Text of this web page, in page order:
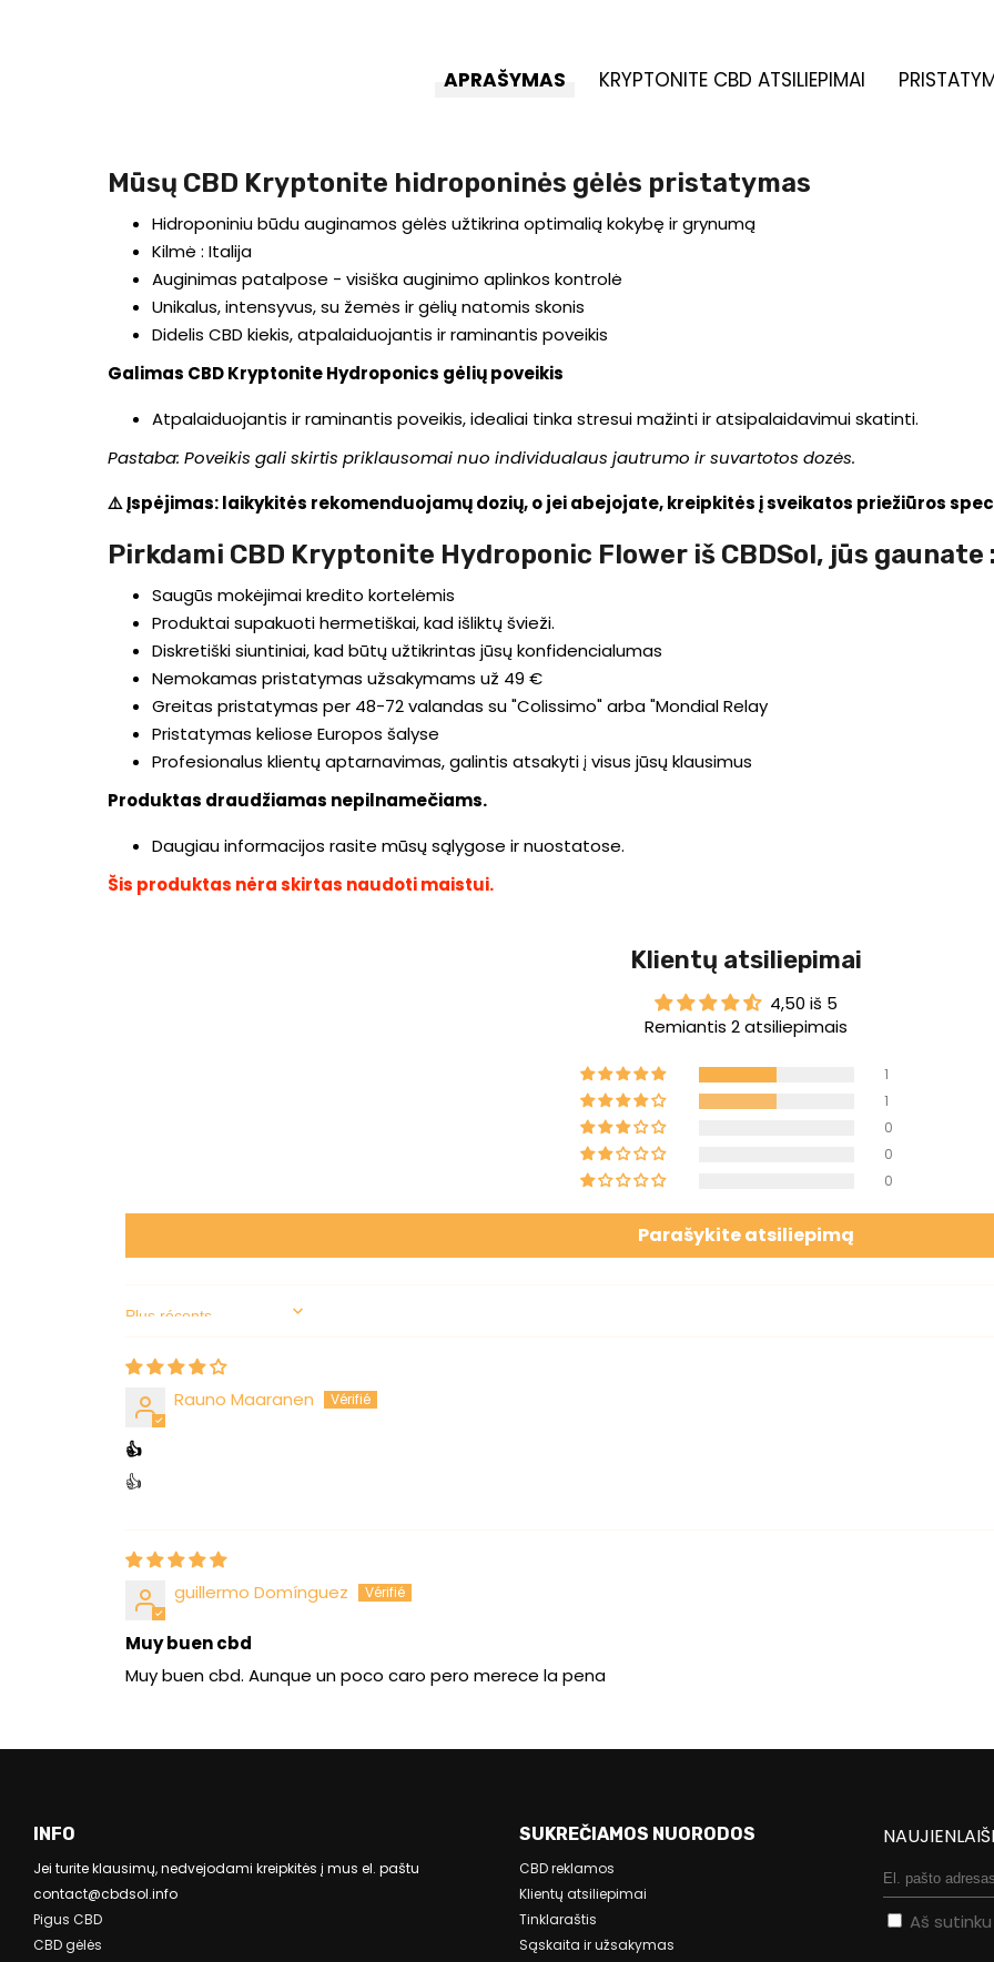
APRAŠYMAS KRYPTONITE CBD ATSILIEPIMAI
Mūsų CBD Kryptonite hidroponinės gėlės pristatymas
Hidroponiniu būdu auginamos gėlės užtikrina optimalią kokybę ir grynumą
Kilmė : Italija
Auginimas patalpose - visiška auginimo aplinkos kontrolė
Unikalus, intensyvus, su žemės ir gėlių natomis skonis
Didelis CBD kiekis, atpalaiduojantis ir raminantis poveikis
Galimas CBD Kryptonite Hydroponics gėlių poveikis
Atpalaiduojantis ir raminantis poveikis, idealiai tinka stresui mažinti ir atsipalaidavimui skatinti.
Pastaba: Poveikis gali skirtis priklausomai nuo individualaus jautrumo ir suvartotos dozės.
⚠️ Įspėjimas: laikykitės rekomenduojamų dozių, o jei abejojate, kreipkitės į sveikatos priežiūros
Pirkdami CBD Kryptonite Hydroponic Flower iš CBDSol, jūs gaunate :
Saugūs mokėjimai kredito kortelėmis
Produktai supakuoti hermetiškai, kad išliktų švieži.
Diskretiški siuntiniai, kad būtų užtikrintas jūsų konfidencialumas
Nemokamas pristatymas užsakymams už 49 €
Greitas pristatymas per 48-72 valandas su "Colissimo" arba "Mondial Relay
Pristatymas keliose Europos šalyse
Profesionalus klientų aptarnavimas, galintis atsakyti į visus jūsų klausimus
Produktas draudžiamas nepilnamečiams.
Daugiau informacijos rasite mūsų sąlygose ir nuostatose.
Šis produktas nėra skirtas naudoti maistui.
Klientų atsiliepimai
4,50 iš 5
Remiantis 2 atsiliepimais
1
1
0
0
0
Parašykite atsiliepimą
Sort by
Rauno Maaranen
👍
👍
guillermo Domínguez
Muy buen cbd
Muy buen cbd. Aunque un poco caro pero merece la pena
INFO
Jei turite klausimų, nedvejodami kreipkitės į mus el. paštu
contact@cbdsol.info
Pigus CBD
CBD gėlės
SUKREČIAMOS NUORODOS
CBD reklamos
Klientų atsiliepimai
Tinklaraštis
Sąskaita ir užsakymas
Aš